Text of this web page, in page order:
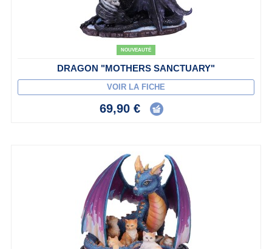
NOUVEAUTÉ
DRAGON "MOTHERS SANCTUARY"
VOIR LA FICHE
69,90 €